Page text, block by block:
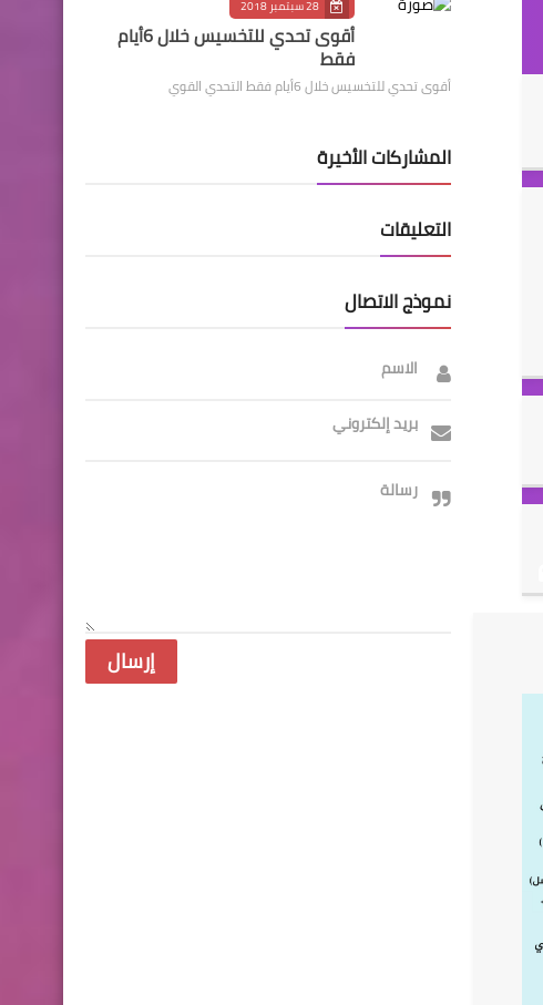
28 سبتمبر 2018
أقوى تحدي للتخسيس خلال 6أيام
فقط
أقوى تحدي للتخسيس خلال 6أيام فقط التحدي القوي
المشاركات الأخيرة
التعليقات
نموذج الاتصال
الاسم
بريد إلكتروني
رسالة